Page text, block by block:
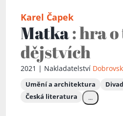
Karel Čapek
Matka: hra
dějstvích
2021 | Nakladatelství
Umění a architektura
Česká literatura
...